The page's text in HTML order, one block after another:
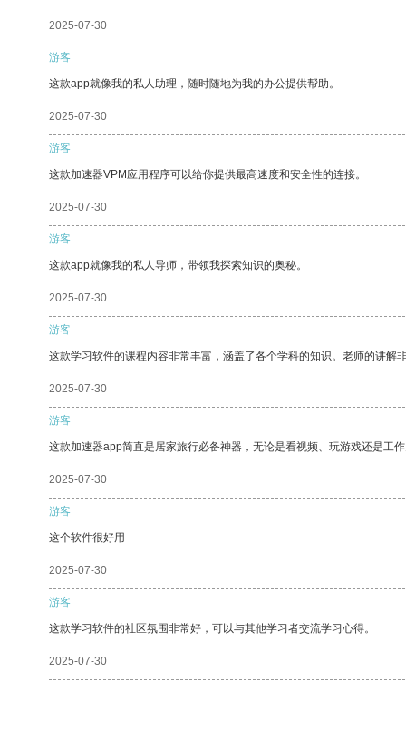
2025-07-30
游客
这款app就像我的私人助理，随时随地为我的办公提供帮助。
2025-07-30
游客
这款加速器VPM应用程序可以给你提供最高速度和安全性的连接。
2025-07-30
游客
这款app就像我的私人导师，带领我探索知识的奥秘。
2025-07-30
游客
这款学习软件的课程内容非常丰富，涵盖了各个学科的知识。老师的讲解
2025-07-30
游客
这款加速器app简直是居家旅行必备神器，无论是看视频、玩游戏还是工
2025-07-30
游客
这个软件很好用
2025-07-30
游客
这款学习软件的社区氛围非常好，可以与其他学习者交流学习心得。
2025-07-30